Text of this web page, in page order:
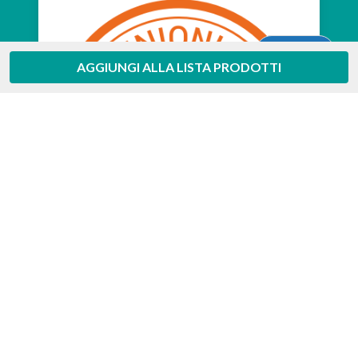
AGGIUNGI ALLA LISTA PRODOTTI
Aiuto